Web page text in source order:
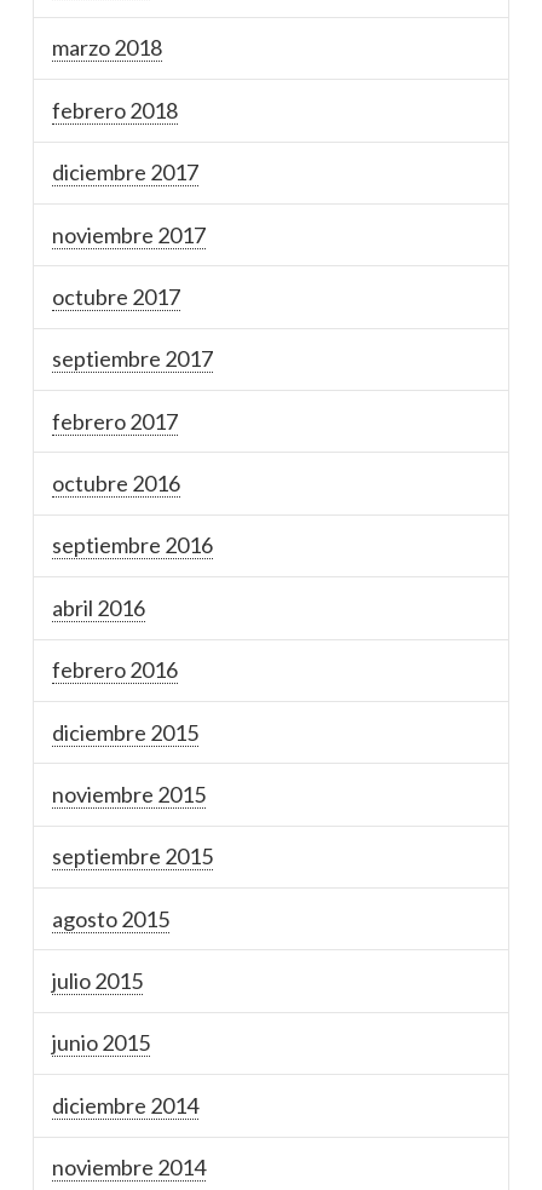
marzo 2018
febrero 2018
diciembre 2017
noviembre 2017
octubre 2017
septiembre 2017
febrero 2017
octubre 2016
septiembre 2016
abril 2016
febrero 2016
diciembre 2015
noviembre 2015
septiembre 2015
agosto 2015
julio 2015
junio 2015
diciembre 2014
noviembre 2014